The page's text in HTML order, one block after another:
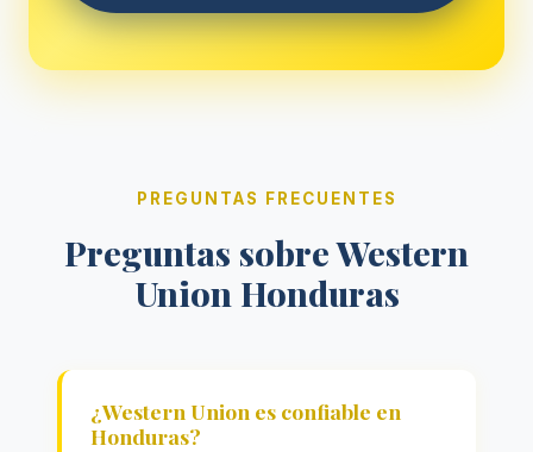
PREGUNTAS FRECUENTES
Preguntas sobre Western
Union Honduras
¿Western Union es confiable en
Honduras?